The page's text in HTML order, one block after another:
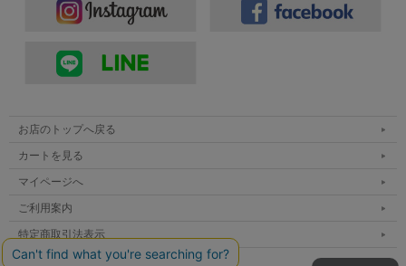
お店のトップへ戻る
カートを見る
マイページへ
ご利用案内
特定商取引法表示
個人情報の取扱い